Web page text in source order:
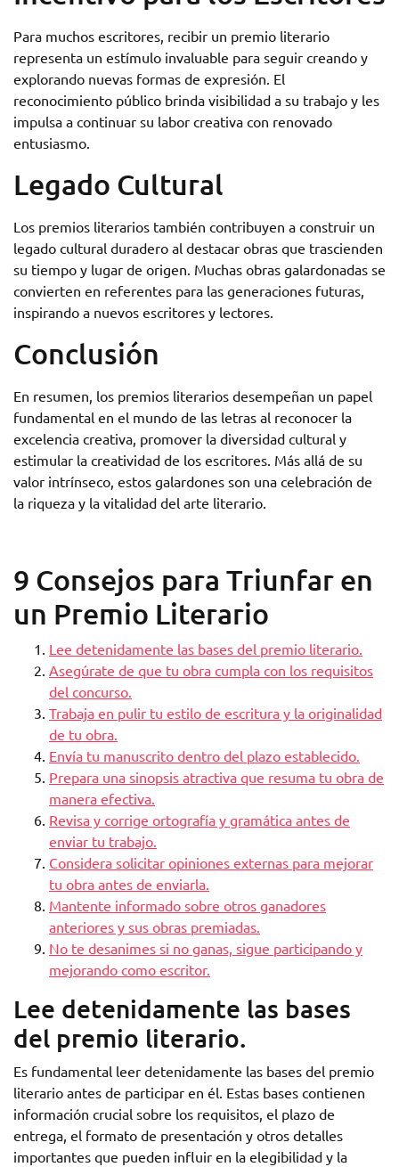
Para muchos escritores, recibir un premio literario
representa un estímulo invaluable para seguir creando y
explorando nuevas formas de expresión. El
reconocimiento público brinda visibilidad a su trabajo y les
impulsa a continuar su labor creativa con renovado
entusiasmo.
Legado Cultural
Los premios literarios también contribuyen a construir un
legado cultural duradero al destacar obras que trascienden
su tiempo y lugar de origen. Muchas obras galardonadas se
convierten en referentes para las generaciones futuras,
inspirando a nuevos escritores y lectores.
Conclusión
En resumen, los premios literarios desempeñan un papel
fundamental en el mundo de las letras al reconocer la
excelencia creativa, promover la diversidad cultural y
estimular la creatividad de los escritores. Más allá de su
valor intrínseco, estos galardones son una celebración de
la riqueza y la vitalidad del arte literario.
9 Consejos para Triunfar en
un Premio Literario
Lee detenidamente las bases del premio literario.
Asegúrate de que tu obra cumpla con los requisitos
del concurso.
Trabaja en pulir tu estilo de escritura y la originalidad
de tu obra.
Envía tu manuscrito dentro del plazo establecido.
Prepara una sinopsis atractiva que resuma tu obra de
manera efectiva.
Revisa y corrige ortografía y gramática antes de
enviar tu trabajo.
Considera solicitar opiniones externas para mejorar
tu obra antes de enviarla.
Mantente informado sobre otros ganadores
anteriores y sus obras premiadas.
No te desanimes si no ganas, sigue participando y
mejorando como escritor.
Lee detenidamente las bases
del premio literario.
Es fundamental leer detenidamente las bases del premio
literario antes de participar en él. Estas bases contienen
información crucial sobre los requisitos, el plazo de
entrega, el formato de presentación y otros detalles
importantes que pueden influir en la elegibilidad y la